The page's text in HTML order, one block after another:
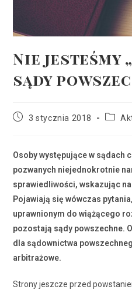
Nie jesteśmy
sądy
Post3 stycznia 2018
Post
Osoby występujące w sądach
pozwanych niejednokrotnie
sprawiedliwości, wskazując
Pojawiają się wówczas
uprawnionym do wiążącego
pozostają sądy powszechne.
dla sądownictwa
arbitrażowe.
Strony jeszcze przed